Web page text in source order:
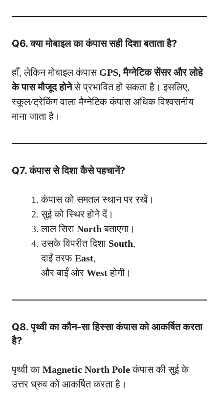
Q6. क्या मोबाइल का कंपास सही दिशा बताता है?
हाँ, लेकिन मोबाइल कंपास GPS, मैग्नेटिक सेंसर और लोहे
के पास मौजूद होनेसे प्रभावित हो सकता है। इसलिए,
स्कूल/ट्रेकिंग वाला मैग्नेटिक कंपास अधिक विश्वसनीय
माना जाता है।
Q7. कंपास से दिशा कैसे पहचानें?
कंपास को समतल स्थान पर रखें।
सुई को स्थिर होने दें।
लाल सिरा Northबताएगा।
उसके विपरीत दिशा South,
दाईं तरफ East,
और बाईं ओर Westहोगी।
Q8. पृथ्वी का कौन-सा हिस्सा कंपास को आकर्षित करता
है?
पृथ्वी का Magnetic North Poleकंपास की सुई के
उत्तर ध्रुव को आकर्षित करता है।